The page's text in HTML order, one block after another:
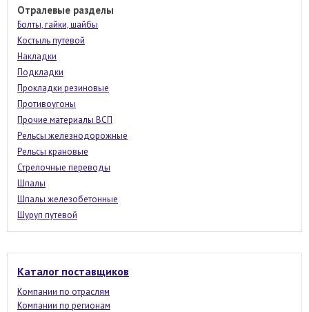
Отралевые разделы
Болты, гайки, шайбы
Костыль путевой
Накладки
Подкладки
Прокладки резиновые
Противоугоны
Прочие материалы ВСП
Рельсы железнодорожные
Рельсы крановые
Стрелочные переводы
Шпалы
Шпалы железобетонные
Шуруп путевой
Каталог поставщиков
Компании по отраслям
Компании по регионам